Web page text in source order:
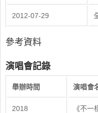
2012-07-29
參考資料
演唱會記錄
舉辦時間 演唱會
2018 《不